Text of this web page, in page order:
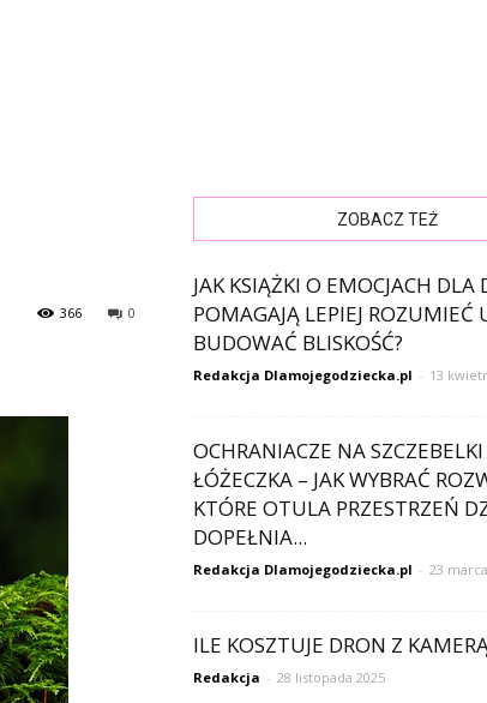
0
366
ZOBACZ TEŻ
JAK KSIĄŻKI O EMOCJACH DLA
POMAGAJĄ LEPIEJ ROZUMIEĆ
BUDOWAĆ BLISKOŚĆ?
Redakcja Dlamojegodziecka.pl - 13
OCHRANIACZE NA SZCZEBELKI
ŁÓŻECZKA – JAK WYBRAĆ
KTÓRE OTULA PRZESTRZEŃ
DOPEŁNIA...
Redakcja Dlamojegodziecka.pl - 23
ILE KOSZTUJE DRON Z
Redakcja - 28 listopada 2025